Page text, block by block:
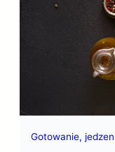
Gotowanie,